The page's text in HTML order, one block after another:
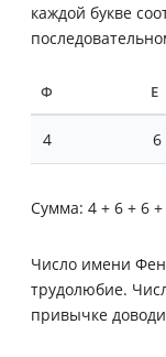
каждой букве
Ф Е
4 6
Сумма: 4 + 6 + 6 +
Число имени
трудолюбие.
привычке